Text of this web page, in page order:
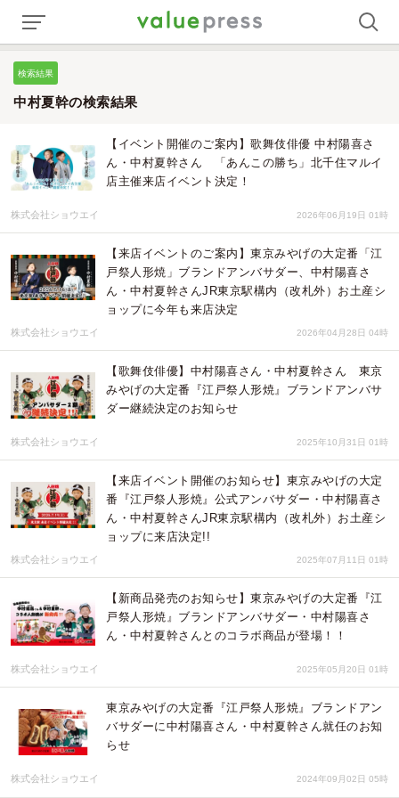
検索結果
中村夏幹の検索結果
【イベント開催のご案内】歌舞伎俳優 中村陽喜さ
ん・中村夏幹さん 「あんこの勝ち」北千住マルイ
店主催来店イベント決定！
株式会社ショウエイ 2026年06月19日 01時
【来店イベントのご案内】東京みやげの大定番「江
戸祭人形焼」ブランドアンバサダー、中村陽喜さ
ん・中村夏幹さんJR東京駅構内（改札外）お土産シ
ョップに今年も来店決定
株式会社ショウエイ 2026年04月28日 04時
【歌舞伎俳優】中村陽喜さん・中村夏幹さん 東京
みやげの大定番『江戸祭人形焼』ブランドアンバサ
ダー継続決定のお知らせ
株式会社ショウエイ 2025年10月31日 01時
【来店イベント開催のお知らせ】東京みやげの大定
番『江戸祭人形焼』公式アンバサダー・中村陽喜さ
ん・中村夏幹さんJR東京駅構内（改札外）お土産シ
ョップに来店決定!!
株式会社ショウエイ 2025年07月11日 01時
【新商品発売のお知らせ】東京みやげの大定番『江
戸祭人形焼』ブランドアンバサダー・中村陽喜さ
ん・中村夏幹さんとのコラボ商品が登場！！
株式会社ショウエイ 2025年05月20日 01時
東京みやげの大定番『江戸祭人形焼』ブランドアン
バサダーに中村陽喜さん・中村夏幹さん就任のお知
らせ
株式会社ショウエイ 2024年09月02日 05時